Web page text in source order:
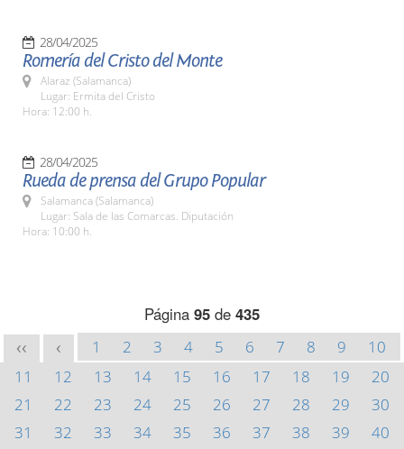
28/04/2025
Romería del Cristo del Monte
Alaraz (Salamanca)
Lugar: Ermita del Cristo
Hora: 12:00 h.
28/04/2025
Rueda de prensa del Grupo Popular
Salamanca (Salamanca)
Lugar: Sala de las Comarcas. Diputación
Hora: 10:00 h.
Página 95 de 435
<< < 1 2 3 4 5 6 7 8 9
10
11
12 13 14 15 16 17 18 19
20
21
22 23 24 25 26 27 28 29
30
31
32 33 34 35 36 37 38 39
40